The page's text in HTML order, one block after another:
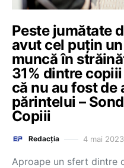
Peste jumătate
avut cel puțin
muncă în
31% dintre
că nu au fost de
părintelui –
Copiii
Redacția 4 mai 2023
Aproape un sfert dintre